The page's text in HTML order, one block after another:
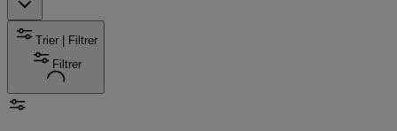
Trier | Filtrer
Filtrer